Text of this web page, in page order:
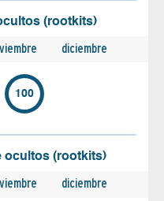
(rootkits)
diciembre
100
ocultos (rootkits)
diciembre